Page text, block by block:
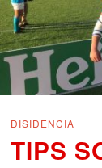
DISIDENCIA
TIPS